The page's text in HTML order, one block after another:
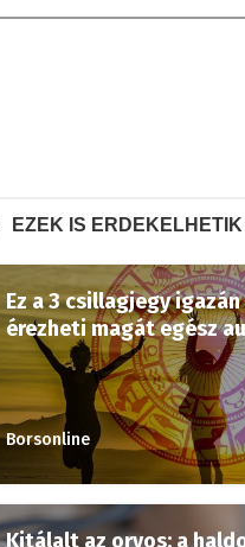
EZEK IS ÉRDEKELHETIK
Ez a 3 csillagjegy
érezheti magát egész
Borsonline
Kitálalt az orvos: a